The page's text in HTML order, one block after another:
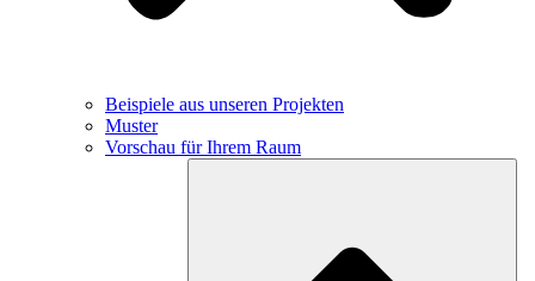
Beispiele aus unseren Projekten
Muster
Vorschau für Ihrem Raum